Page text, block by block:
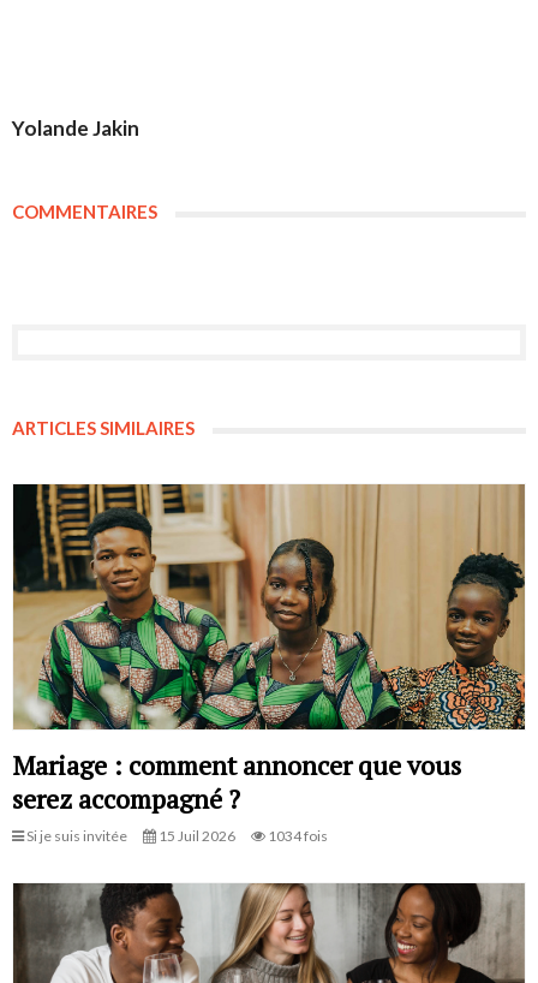
Yolande Jakin
COMMENTAIRES
ARTICLES SIMILAIRES
Mariage : comment annoncer que vous
serez accompagné ?
Si je suis invitée 15 Juil 2026 1034 fois